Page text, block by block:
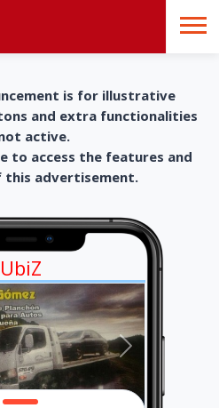
is for illustrative
and extra functionalities
active.
to access the features and
advertisement.
UbiZ